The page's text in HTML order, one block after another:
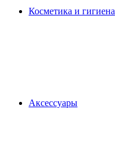
Косметика и гигиена
Аксессуары